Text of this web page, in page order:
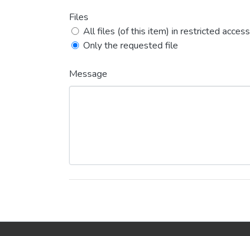
Files
All files (of this item) in restricted access
Only the requested file
Message